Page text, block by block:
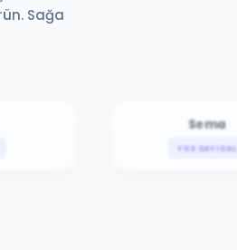
Sağa
Sema
YKS SAYISAL